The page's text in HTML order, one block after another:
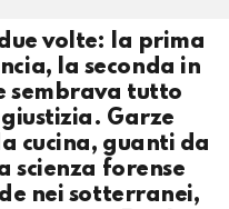
volte: la prima
la seconda in
sembrava tutto
Garze
cucina, guanti da
scienza forense
nei sotterranei,